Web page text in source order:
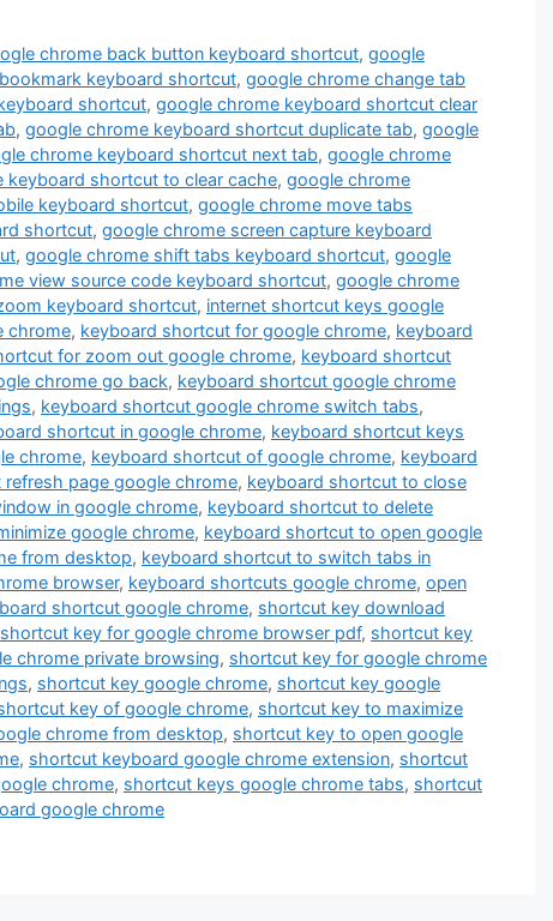
chrome back button keyboard shortcut,google
keyboard shortcut, google chrome change tab
shortcut, google chrome keyboard shortcut clear
, google chrome keyboard shortcut duplicate tab, google
chrome keyboard shortcut next tab, google chrome
keyboard shortcut to clear cache, google chrome
keyboard shortcut, google chrome move tabs
shortcut, google chrome screen capture keyboard
, google chrome shift tabs keyboard shortcut, google
view source code keyboard shortcut, google chrome
keyboard shortcut, internet shortcut keys google
chrome, keyboard shortcut for google chrome, keyboard
for zoom out google chrome, keyboard shortcut
chrome go back, keyboard shortcut google chrome
, keyboard shortcut google chrome switch tabs,
shortcut in google chrome, keyboard shortcut keys
chrome, keyboard shortcut of google chrome, keyboard
page google chrome, keyboard shortcut to close
in google chrome, keyboard shortcut to delete
google chrome, keyboard shortcut to open google
from desktop, keyboard shortcut to switch tabs in
browser, keyboard shortcuts google chrome, open
shortcut google chrome, shortcut key download
shortcut key for google chrome browser pdf, shortcut key
chrome private browsing, shortcut key for google chrome
, shortcut key google chrome, shortcut key google
key of google chrome, shortcut key to maximize
chrome from desktop, shortcut key to open google
, shortcut keyboard google chrome extension, shortcut
chrome, shortcut keys google chrome tabs, shortcut
google chrome